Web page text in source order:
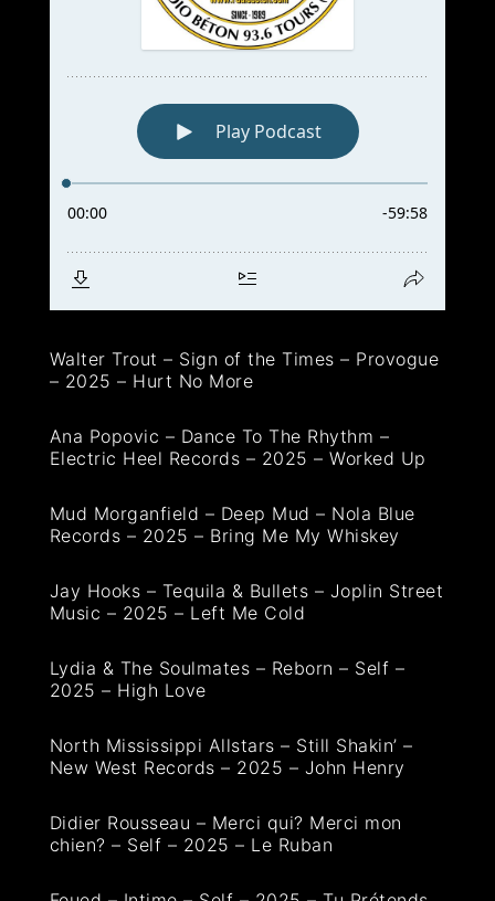
Walter Trout – Sign of the Times – Provogue
– 2025 – Hurt No More
Ana Popovic – Dance To The Rhythm –
Electric Heel Records – 2025 – Worked Up
Mud Morganfield – Deep Mud – Nola Blue
Records – 2025 – Bring Me My Whiskey
Jay Hooks – Tequila & Bullets – Joplin Street
Music – 2025 – Left Me Cold
Lydia & The Soulmates – Reborn – Self –
2025 – High Love
North Mississippi Allstars – Still Shakin’ –
New West Records – 2025 – John Henry
Didier Rousseau – Merci qui? Merci mon
chien? – Self – 2025 – Le Ruban